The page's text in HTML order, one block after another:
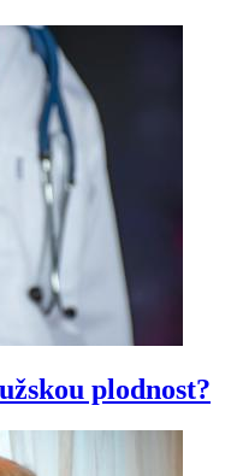
plodnost?